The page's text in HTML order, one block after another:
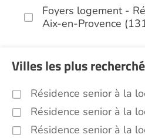
Foyers logement -
Aix-en-Provence
Villes les plus
Résidence senior à la
Résidence senior à la
Résidence senior à la